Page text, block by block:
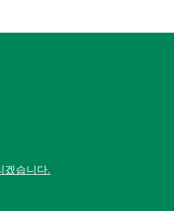
겠습니다.